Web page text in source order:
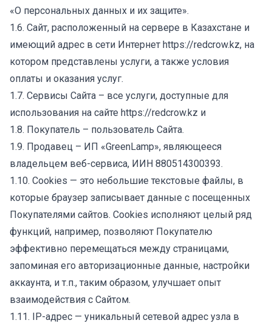
«О персональных данных и их защите».
1.6. Сайт, расположенный на сервере в Казахстане и
имеющий адрес в сети Интернет https://redcrow.kz, на
котором представлены услуги, а также условия
оплаты и оказания услуг.
1.7. Сервисы Сайта – все услуги, доступные для
использования на сайте https://redcrow.kz и
1.8. Покупатель – пользователь Сайта.
1.9. Продавец – ИП «GreenLamp», являющееся
владельцем веб-сервиса, ИИН 880514300393.
1.10. Cookies — это небольшие текстовые файлы, в
которые браузер записывает данные с посещенных
Покупателями сайтов. Cookies исполняют целый ряд
функций, например, позволяют Покупателю
эффективно перемещаться между страницами,
запоминая его авторизационные данные, настройки
аккаунта, и т.п., таким образом, улучшает опыт
взаимодействия с Сайтом.
1.11. IP-адрес — уникальный сетевой адрес узла в